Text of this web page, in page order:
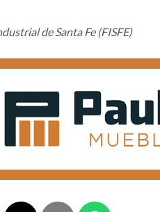
de Santa Fe (FISFE)